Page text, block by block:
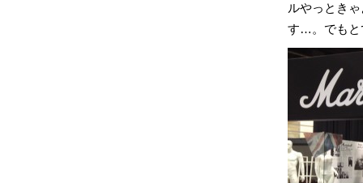
ルやっとき
す…。でもと